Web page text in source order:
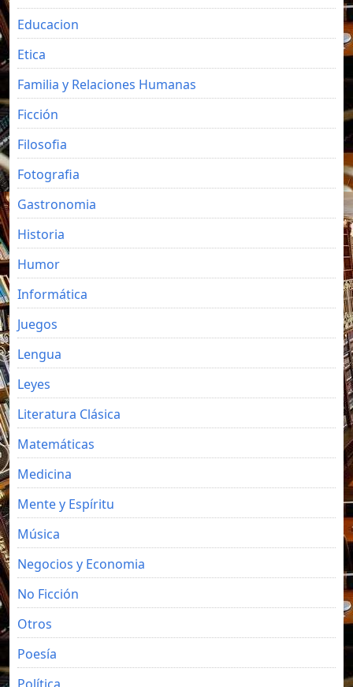
Educacion
Etica
Familia y Relaciones Humanas
Ficción
Filosofia
Fotografia
Gastronomia
Historia
Humor
Informática
Juegos
Lengua
Leyes
Literatura Clásica
Matemáticas
Medicina
Mente y Espíritu
Música
Negocios y Economia
No Ficción
Otros
Poesía